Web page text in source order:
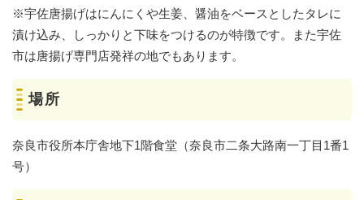
※宇佐唐揚げはにんにくや生姜、醤油をベースとしたタレに
漬け込み、しっかりと下味をつけるのが特徴です。また宇佐
市は唐揚げ専門店発祥の地でもあります。
場所
奈良市役所本庁舎地下1階食堂（奈良市二条大路南一丁目1番1
号）